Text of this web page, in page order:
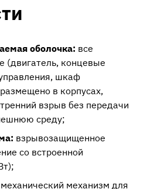
оболочка: все
(двигатель, концевые
шкаф
в корпусах,
взрыв без передачи
среду;
взрывозащищенное
со встроенной
механический механизм для